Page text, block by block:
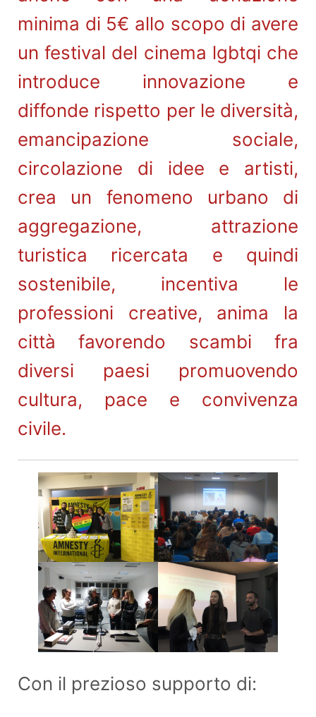
minima di 5€ allo scopo di avere
un festival del cinema lgbtqi che
introduce innovazione e
diffonde rispetto per le diversità,
emancipazione sociale,
circolazione di idee e artisti,
crea un fenomeno urbano di
aggregazione, attrazione
turistica ricercata e quindi
sostenibile, incentiva le
professioni creative, anima la
città favorendo scambi fra
diversi paesi promuovendo
cultura, pace e convivenza
civile.
Con il prezioso supporto di: